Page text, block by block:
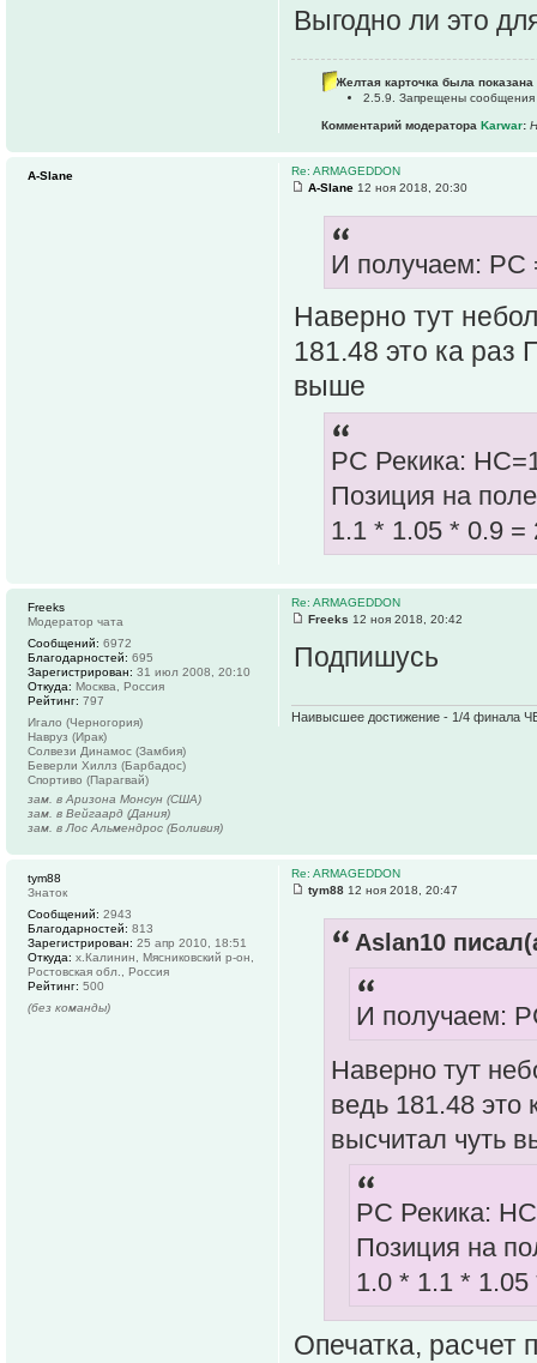
Выгодно ли это
Желтая карточка была показана
2.5.9. Запрещены
Комментарий модератора Karwar:
Re: ARMAGEDDON
A-Slane 12 ноя 2018, 20:30
И получаем: РС
Наверно тут
181.48 это ка раз
выше
РС Рекика:
Позиция на
1.1 * 1.05 * 0.9 =
A-Slane
Re: ARMAGEDDON
Freeks 12 ноя 2018, 20:42
Подпишусь
Наивысшее достижение - 1/4 финала
Freeks
Модератор чата
Сообщений: 6972
Благодарностей: 695
Зарегистрирован: 31 июл 2008, 20:10
Откуда: Москва, Россия
Рейтинг: 797
Игало (Черногория)
Навруз (Ирак)
Солвези Динамос (Замбия)
Беверли Хиллз (Барбадос)
Спортиво (Парагвай)
зам. в Аризона Монсун (США)
зам. в Вейгаард (Дания)
зам. в Лос Альмендрос (Боливия)
Re: ARMAGEDDON
tym88 12 ноя 2018, 20:47
Aslan10
И получаем:
Наверно тут
ведь 181.48
высчитал чуть
РС Рекика:
Позиция на
1.0 * 1.1 *
Опечатка, расчет
tym88
Знаток
Сообщений: 2943
Благодарностей: 813
Зарегистрирован: 25 апр 2010, 18:51
Откуда: х.Калинин, Мясниковский р-он,
Ростовская обл., Россия
Рейтинг: 500
(без команды)